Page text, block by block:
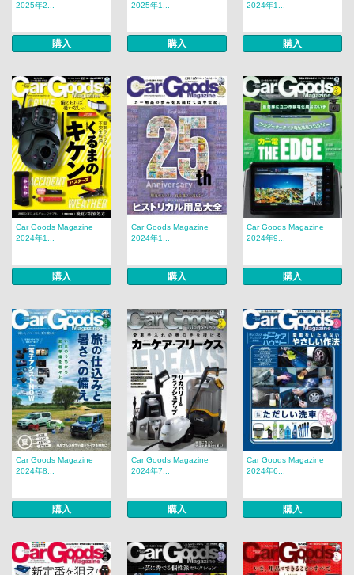
2025年2...
購入
2025年1...
購入
2024年1...
購入
Car Goods Magazine
2024年1...
購入
Car Goods Magazine
2024年1...
購入
Car Goods Magazine
2024年9...
購入
Car Goods Magazine
2024年8...
購入
Car Goods Magazine
2024年7...
購入
Car Goods Magazine
2024年6...
購入